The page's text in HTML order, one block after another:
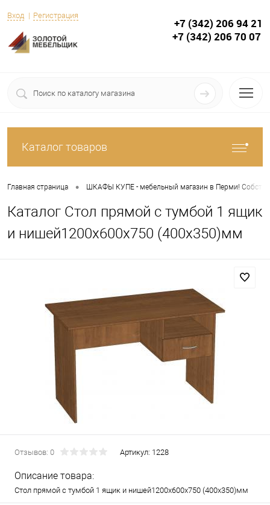
Вход Регистрация
+7 (342) 206 94 21
+7 (342) 206 70 07
Каталог товаров
Главная страница • ШКАФЫ КУПЕ - мебельный магазин в Перми!
Каталог Стол прямой с тумбой 1 ящик
и нишей1200х600х750 (400х350)мм
Отзывов: 0 Артикул: 1228
Описание товара:
Стол прямой с тумбой 1 ящик и нишей1200х600х750 (400х350)мм